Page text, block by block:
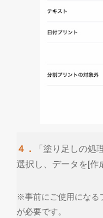
４．
「塗り足しの処
選択し、データを[作
※事前にご使用になる
が必要です。